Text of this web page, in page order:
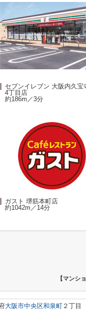
セブンイレブン 大阪内久宝
4丁目店
約186m／3分
ガスト 堺筋本町店
約1042m／14分
【マンシ
大阪市中央区和泉町 ２丁目